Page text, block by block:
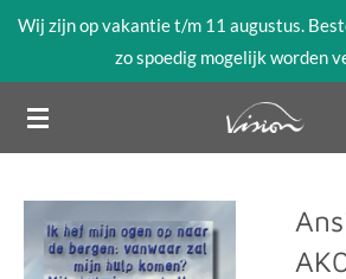
Ga
de
hoofdinhoud
Wij zijn op vakantie t/m 11 augustus.
zo spoedig mogelijk worden